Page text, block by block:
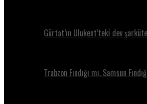
Gürtat’ın Ulukent’teki dev
Trabzon Fındığı mı, Samsun